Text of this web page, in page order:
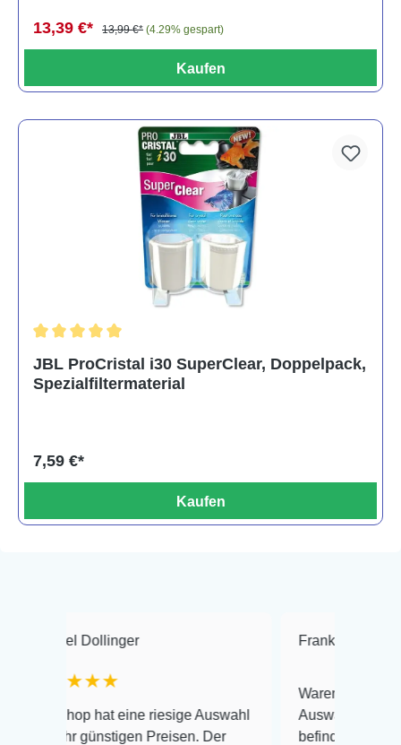
13,39 €* 13,99 €* (4.29% gespart)
Kaufen
JBL ProCristal i30 SuperClear, Doppelpack,
Spezialfiltermaterial
7,59 €*
Kaufen
hat eine riesige Auswahl
Preisen. Der
Frank Hackmayer
Warenanlieferung Top und
Auswahl plus
befinden der Fische